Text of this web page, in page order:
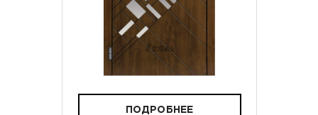
ПОДРОБНЕЕ